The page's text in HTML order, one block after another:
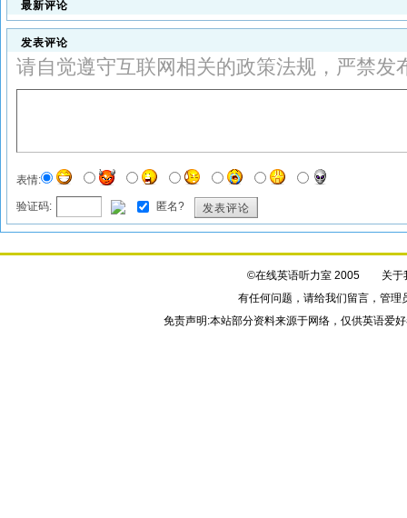
最新评论
发表评论
请自觉遵守互联网相关的政策法规，严禁发
表情:
验证码: 匿名? 发表评论
©在线英语听力室 2005 关于
有任何问题，请给我们留言，管理
免责声明:本站部分资料来源于网络，仅供英语爱